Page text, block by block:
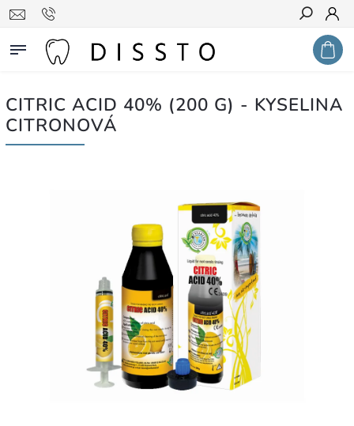
Hledat
CITRIC ACID 40% (200 G) - KYSELINA
CITRONOVÁ